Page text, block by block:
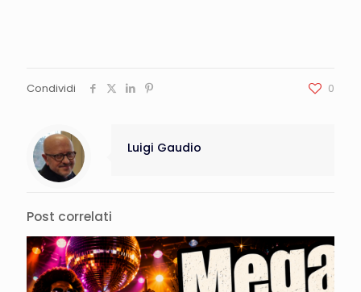
Condividi 0
Luigi Gaudio
Post correlati